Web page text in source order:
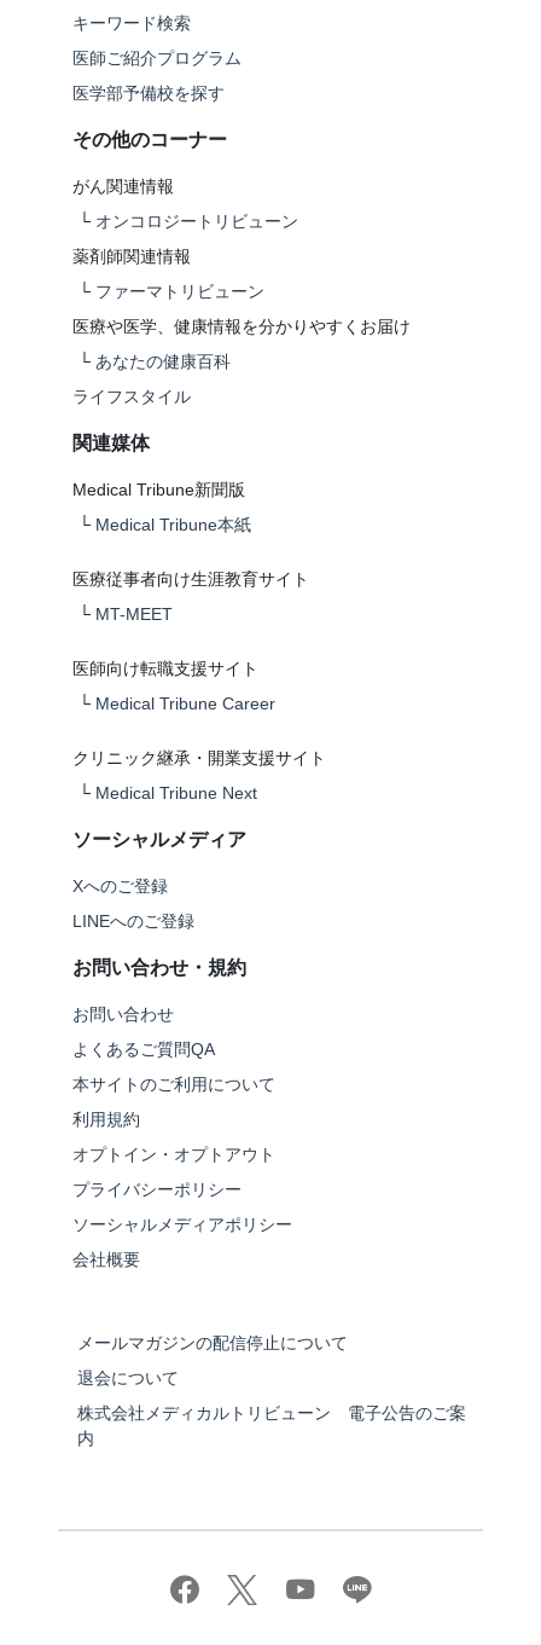
キーワード検索
医師ご紹介プログラム
医学部予備校を探す
その他のコーナー
がん関連情報
└ オンコロジートリビューン
薬剤師関連情報
└ ファーマトリビューン
医療や医学、健康情報を分かりやすくお届け
└ あなたの健康百科
ライフスタイル
関連媒体
Medical Tribune新聞版
└ Medical Tribune本紙
医療従事者向け生涯教育サイト
└ MT-MEET
医師向け転職支援サイト
└ Medical Tribune Career
クリニック継承・開業支援サイト
└ Medical Tribune Next
ソーシャルメディア
Xへのご登録
LINEへのご登録
お問い合わせ・規約
お問い合わせ
よくあるご質問QA
本サイトのご利用について
利用規約
オプトイン・オプトアウト
プライバシーポリシー
ソーシャルメディアポリシー
会社概要
メールマガジンの配信停止について
退会について
株式会社メディカルトリビューン 電子公告のご案
内